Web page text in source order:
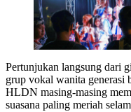
Pertunjukan langsung dari
grup vokal wanita generasi
HLDN masing-masing
suasana paling meriah